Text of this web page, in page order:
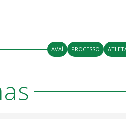
AVAÍ PROCESSO